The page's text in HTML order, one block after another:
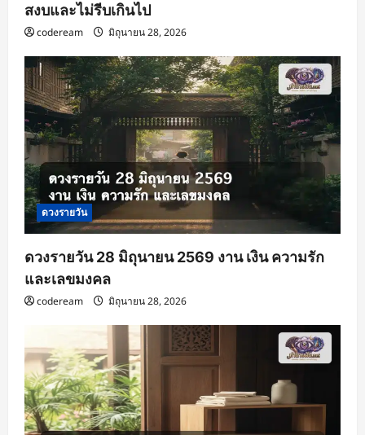
สงบและไม่รีบเกินไป
codeream มิถุนายน 28, 2026
ดวงรายวัน
ดวงรายวัน 28 มิถุนายน 2569 งาน เงิน ความรัก
และเลขมงคล
codeream มิถุนายน 28, 2026